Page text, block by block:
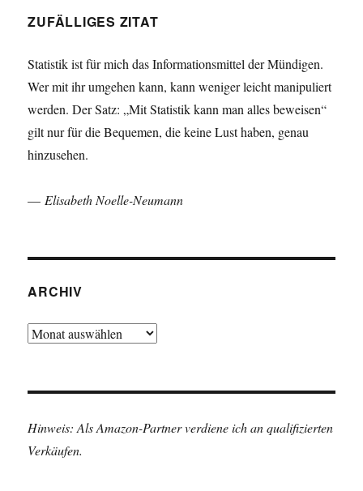
ZUFÄLLIGES ZITAT
Statistik ist für mich das Informationsmittel der Mündigen.
Wer mit ihr umgehen kann, kann weniger leicht manipuliert
werden. Der Satz: „Mit Statistik kann man alles beweisen“
gilt nur für die Bequemen, die keine Lust haben, genau
hinzusehen.
— Elisabeth Noelle-Neumann
ARCHIV
Archiv
Hinweis: Als Amazon-Partner verdiene ich an qualifizierten
Verkäufen.